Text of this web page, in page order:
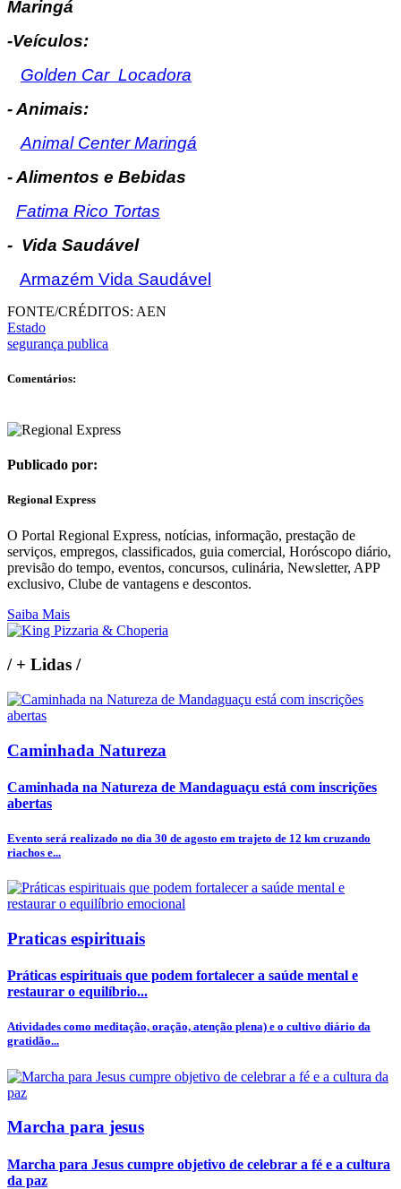
Maringá
-Veículos:
Golden Car Locadora
- Animais:
Animal Center Maringá
- Alimentos e Bebidas
Fatima Rico Tortas
- Vida Saudável
Armazém Vida Saudável
FONTE/CRÉDITOS: AEN
Estado
segurança publica
Comentários:
Publicado por:
Regional Express
O Portal Regional Express, notícias, informação, prestação de
serviços, empregos, classificados, guia comercial, Horóscopo diário,
previsão do tempo, eventos, concursos, culinária, Newsletter, APP
exclusivo, Clube de vantagens e descontos.
Saiba Mais
/+ Lidas /
Caminhada Natureza
Caminhada na Natureza de Mandaguaçu está com inscrições
abertas
Evento será realizado no dia 30 de agosto em trajeto de 12 km cruzando
riachos e...
Praticas espirituais
Práticas espirituais que podem fortalecer a saúde mental e
restaurar o equilíbrio...
Atividades como meditação, oração, atenção plena) e o cultivo diário da
gratidão...
Marcha para jesus
Marcha para Jesus cumpre objetivo de celebrar a fé e a cultura
da paz